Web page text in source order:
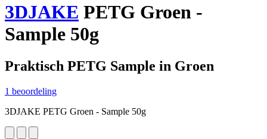
3DJAKE PETG Groen -
Sample 50g
Praktisch PETG Sample in Groen
1 beoordeling
3DJAKE PETG Groen - Sample 50g